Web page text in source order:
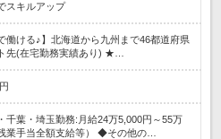
スキルアップ
働ける♪】北海道から九州まで46都道府県
先(在宅勤務実績あり) ★…
葉・埼玉勤務:月給24万5,000円～55万
業手当全額支給等） ◆その他の…